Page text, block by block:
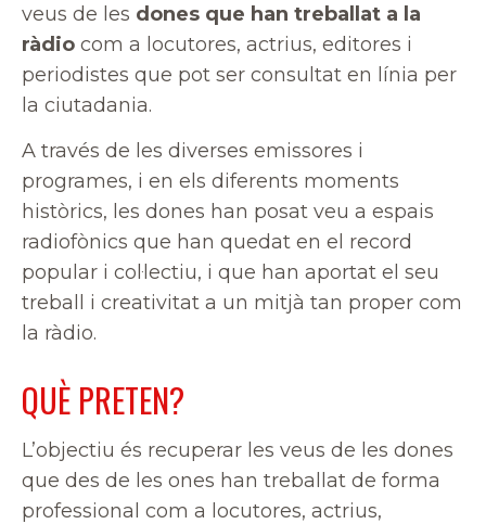
veus de les dones que han treballat a la
ràdio com a locutores, actrius, editores i
periodistes que pot ser consultat en línia per
la ciutadania.
A través de les diverses emissores i
programes, i en els diferents moments
històrics, les dones han posat veu a espais
radiofònics que han quedat en el record
popular i col·lectiu, i que han aportat el seu
treball i creativitat a un mitjà tan proper com
la ràdio.
QUÈ PRETEN?
L’objectiu és recuperar les veus de les dones
que des de les ones han treballat de forma
professional com a locutores, actrius,